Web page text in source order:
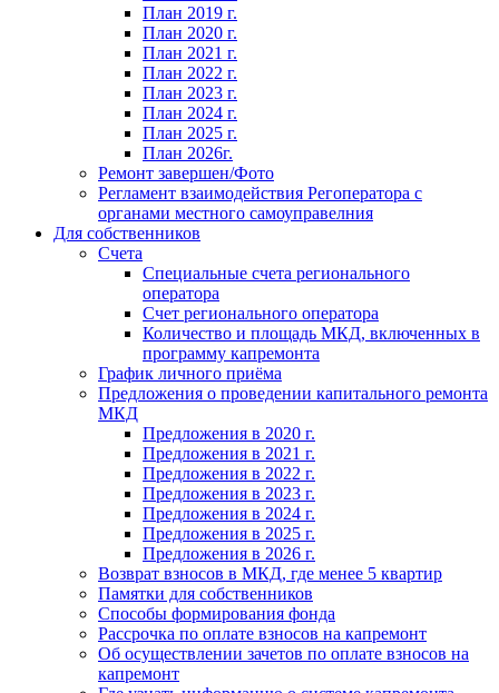
План 2019 г.
План 2020 г.
План 2021 г.
План 2022 г.
План 2023 г.
План 2024 г.
План 2025 г.
План 2026г.
Ремонт завершен/Фото
Регламент взаимодействия Регоператора с
органами местного самоуправелния
Для собственников
Счета
Специальные счета регионального
оператора
Счет регионального оператора
Количество и площадь МКД, включенных в
программу капремонта
График личного приёма
Предложения о проведении капитального ремонта
МКД
Предложения в 2020 г.
Предложения в 2021 г.
Предложения в 2022 г.
Предложения в 2023 г.
Предложения в 2024 г.
Предложения в 2025 г.
Предложения в 2026 г.
Возврат взносов в МКД, где менее 5 квартир
Памятки для собственников
Способы формирования фонда
Рассрочка по оплате взносов на капремонт
Об осуществлении зачетов по оплате взносов на
капремонт